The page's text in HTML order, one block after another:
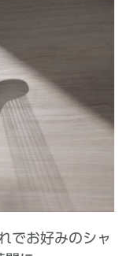
でお好みのシャ